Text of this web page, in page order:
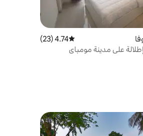
متوسط التقييم 4.74 من 5، 23 مراجعات
4.74 (23)
على مدينة مومباي